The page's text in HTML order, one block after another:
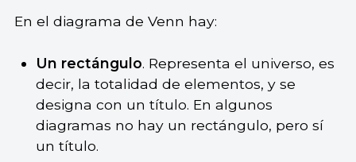
En el diagrama de Venn hay:
Un rectángulo. Representa el universo, es
decir, la totalidad de elementos, y se
designa con un título. En algunos
diagramas no hay un rectángulo, pero sí
un título.